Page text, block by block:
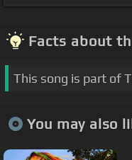
Facts about
This song is part of
You may also